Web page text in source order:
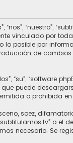
“nos”, “nuestro”,
vinculado por
posible por
de
“su”, “software
que puede
o prohibida
soez,
o el
necesario. Se